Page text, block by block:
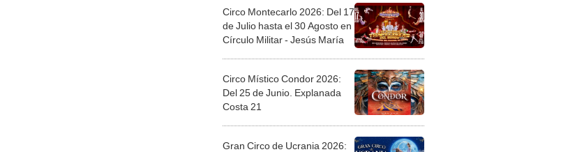
Circo Montecarlo 2026: Del 17
de Julio hasta el 30 Agosto en
Círculo Militar - Jesús María
Circo Místico Condor 2026:
Del 25 de Junio. Explanada
Costa 21
Gran Circo de Ucrania 2026: